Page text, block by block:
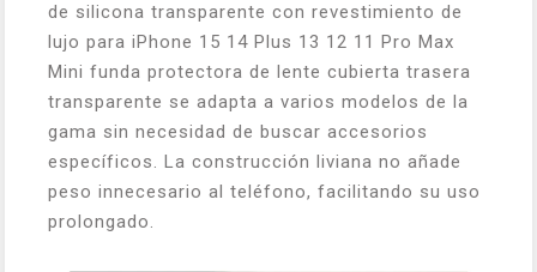
de silicona transparente con revestimiento de
lujo para iPhone 15 14 Plus 13 12 11 Pro Max
Mini funda protectora de lente cubierta trasera
transparente se adapta a varios modelos de la
gama sin necesidad de buscar accesorios
específicos. La construcción liviana no añade
peso innecesario al teléfono, facilitando su uso
prolongado.